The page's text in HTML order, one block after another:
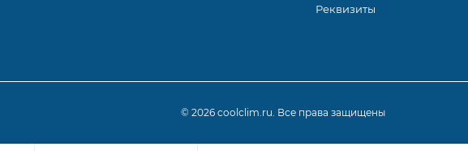
Реквизиты
© 2026 coolclim.ru. Все права защищены